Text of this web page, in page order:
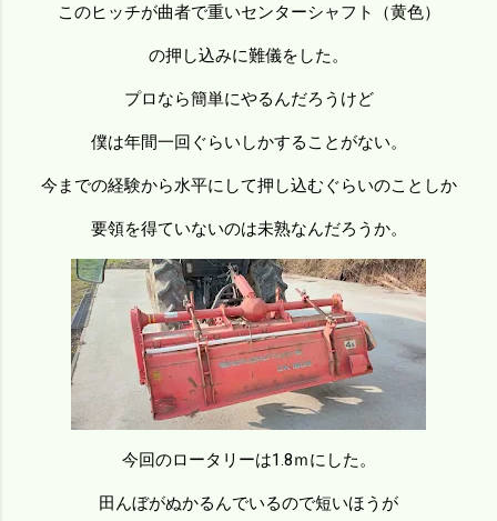
このヒッチが曲者で重いセンターシャフト（黄色）
の押し込みに難儀をした。
プロなら簡単にやるんだろうけど
僕は年間一回ぐらいしかすることがない。
今までの経験から水平にして押し込むぐらいのことしか
要領を得ていないのは未熟なんだろうか。
今回のロータリーは1.8ｍにした。
田んぼがぬかるんでいるので短いほうが